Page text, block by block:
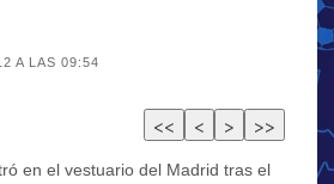
A LAS 09:54
en el vestuario del Madrid tras el